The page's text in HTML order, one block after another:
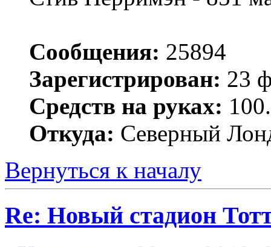
Сообщения: 25894
Зарегистрирован: 23
Средств на руках:
Откуда: Северный
Вернуться к началу
Re: Новый стадион